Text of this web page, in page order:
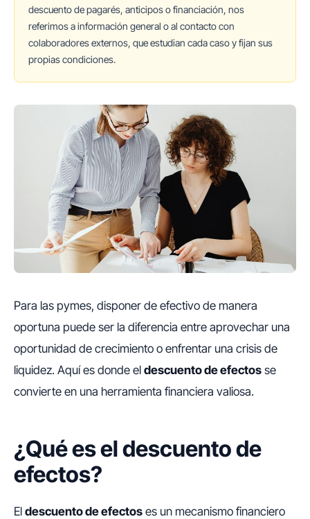
descuento de pagarés, anticipos o financiación, nos
referimos a información general o al contacto con
colaboradores externos, que estudian cada caso y fijan sus
propias condiciones.
Para las pymes, disponer de efectivo de manera
oportuna puede ser la diferencia entre aprovechar una
oportunidad de crecimiento o enfrentar una crisis de
liquidez. Aquí es donde el descuento de efectos se
convierte en una herramienta financiera valiosa.
¿Qué es el descuento de
efectos?
El descuento de efectos es un mecanismo financiero